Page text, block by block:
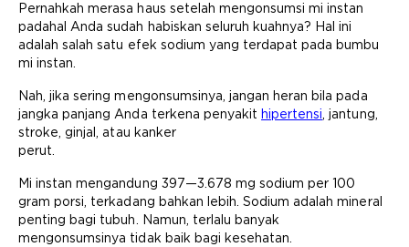
Pernahkah merasa haus setelah mengonsumsi mi instan
padahal Anda sudah habiskan seluruh kuahnya? Hal ini
adalah salah satu efek sodium yang terdapat pada bumbu
mi instan.
Nah, jika sering mengonsumsinya, jangan heran bila pada
jangka panjang Anda terkena penyakit hipertensi , jantung,
stroke, ginjal, atau kanker
perut.
Mi instan mengandung 397—3.678 mg sodium per 100
gram porsi, terkadang bahkan lebih. Sodium adalah mineral
penting bagi tubuh. Namun, terlalu banyak
mengonsumsinya tidak baik bagi kesehatan.